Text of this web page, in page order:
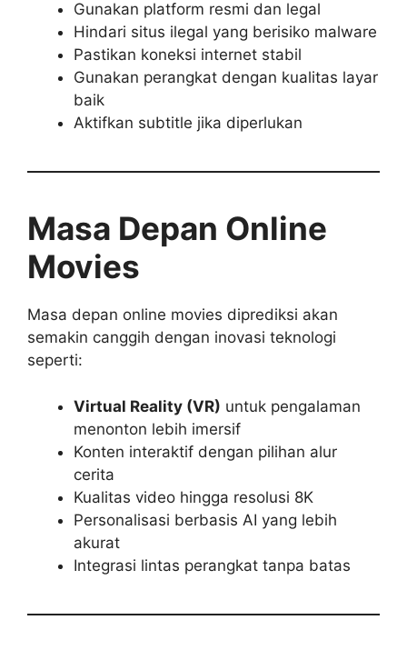
Gunakan platform resmi dan legal
Hindari situs ilegal yang berisiko malware
Pastikan koneksi internet stabil
Gunakan perangkat dengan kualitas layar
baik
Aktifkan subtitle jika diperlukan
Masa Depan Online
Movies
Masa depan online movies diprediksi akan
semakin canggih dengan inovasi teknologi
seperti:
Virtual Reality (VR) untuk pengalaman
menonton lebih imersif
Konten interaktif dengan pilihan alur
cerita
Kualitas video hingga resolusi 8K
Personalisasi berbasis AI yang lebih
akurat
Integrasi lintas perangkat tanpa batas